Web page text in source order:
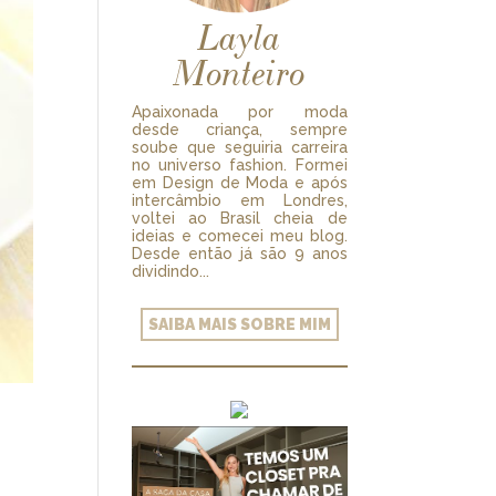
Layla
Monteiro
Apaixonada por moda
desde criança, sempre
soube que seguiria carreira
no universo fashion. Formei
em Design de Moda e após
intercâmbio em Londres,
voltei ao Brasil cheia de
ideias e comecei meu blog.
Desde então já são 9 anos
dividindo...
SAIBA MAIS SOBRE MIM